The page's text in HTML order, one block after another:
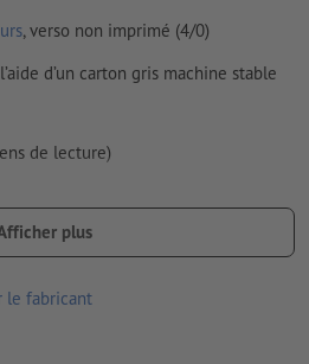
, verso non imprimé (4/0)
d’un carton gris machine stable
de lecture)
en option est réalisée conformément
papier recyclé sont neutres pour le
plus
le fabricant